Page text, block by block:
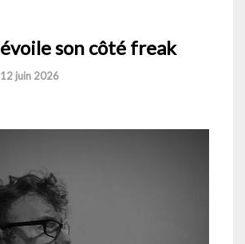
son côté freak
12 juin 2026